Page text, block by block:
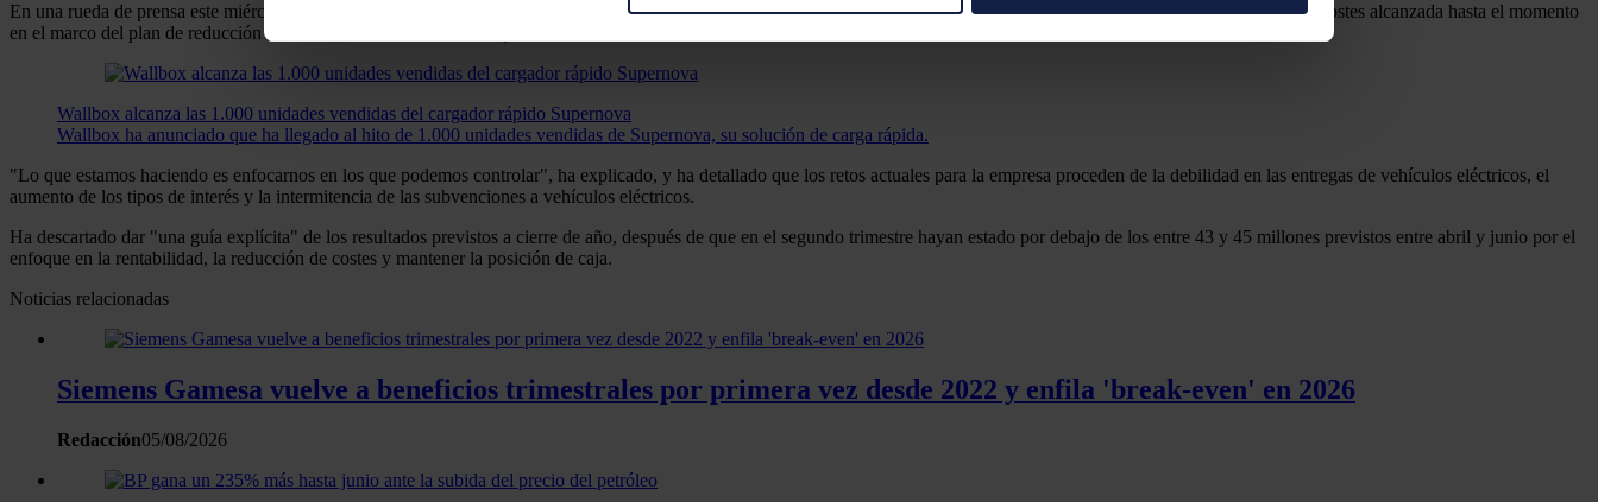
Las cookies de este sitio web se usan para personalizar el contenido y los anuncios, ofrecer funciones de redes sociales
y analizar el tráfico. Además, compartimos información sobre el uso que haga del sitio web con nuestros partners de
redes sociales, publicidad y análisis web, quienes pueden combinarla con otra información que les haya proporcionado o
que hayan recopilado a partir del uso que haya hecho de sus servicios.
En una rueda de prensa este miércoles junto al director financiero,
, Asunción ha dicho que el foco principal de la empresa es "ser rentables" y que la reducción de costes alcanzada hasta el momento
en el marco del plan de reducción de costes está en línea con el objetivo de 50 millones a final de año.
Wallbox alcanza las 1.000 unidades vendidas del cargador rápido Supernova
Wallbox ha anunciado que ha llegado al hito de 1.000 unidades vendidas de Supernova, su solución de carga rápida.
"Lo que estamos haciendo es enfocarnos en los que podemos controlar", ha explicado, y ha detallado que los retos actuales para la empresa proceden de la debilidad en las entregas de vehículos eléctricos, el
aumento de los tipos de interés y la intermitencia de las subvenciones a vehículos eléctricos.
Ha descartado dar "una guía explícita" de los resultados previstos a cierre de año, después de que en el segundo trimestre hayan estado por debajo de los entre 43 y 45 millones previstos entre abril y junio por el
enfoque en la rentabilidad, la reducción de costes y mantener la posición de caja.
Noticias relacionadas
Siemens Gamesa vuelve a beneficios trimestrales por primera vez desde 2022 y enfila 'break-even' en 2026
Redacción05/08/2026